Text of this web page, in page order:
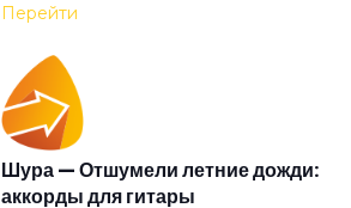
Гарь
Где ты?
Перейти
Шура — Отшумели летние дожди:
аккорды для гитары